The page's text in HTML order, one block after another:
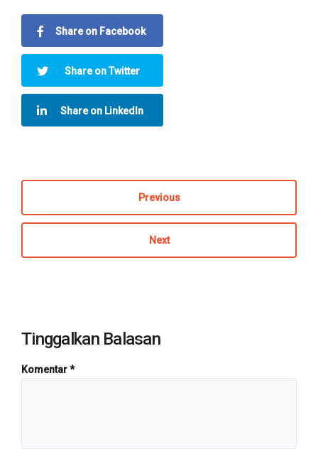
Share on Facebook
Share on Twitter
Share on LinkedIn
Previous
Next
Tinggalkan Balasan
Komentar*